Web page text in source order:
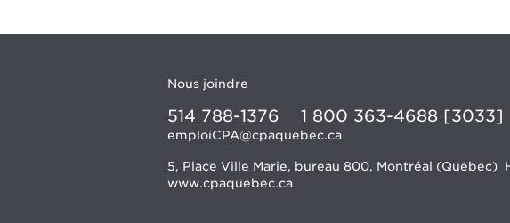
Nous joindre
514 788-1376 1 800 363-4688 [3033]
emploiCPA@cpaquebec.ca
5, Place Ville Marie, bureau 800, Montréal (Québec)
www.cpaquebec.ca